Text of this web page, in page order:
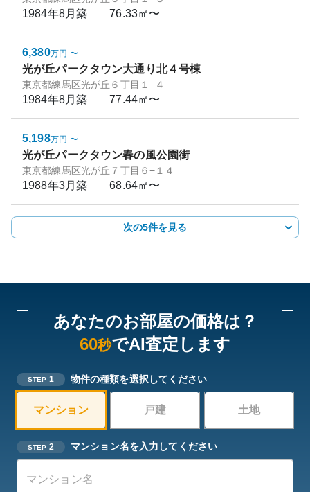
1984年8月築 76.33㎡〜
6,380万円 〜
光が丘パークタウン大通り北４号棟
東京都練馬区光が丘６丁目１−４
1984年8月築 77.44㎡〜
5,198万円 〜
光が丘パークタウン春の風公園街
東京都練馬区光が丘７丁目６−１４
1988年3月築 68.64㎡〜
次の5件を見る
あなたのお部屋の価格は？
60秒でAI査定します
STEP 1 物件の種類を選択してください
マンション 戸建 土地
STEP 2 マンション名を入力してください